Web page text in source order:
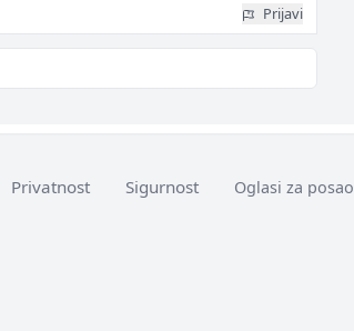
Prijavi
Privatnost Sigurnost Oglasi za posao